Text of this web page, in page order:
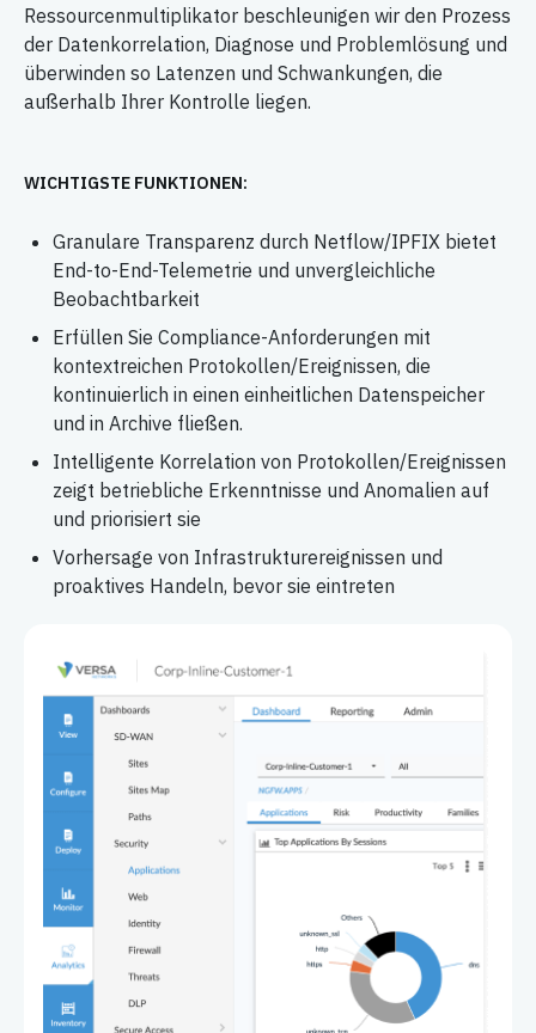
Ressourcenmultiplikator beschleunigen wir den Prozess
der Datenkorrelation, Diagnose und Problemlösung und
überwinden so Latenzen und Schwankungen, die
außerhalb Ihrer Kontrolle liegen.
WICHTIGSTE FUNKTIONEN:
Granulare Transparenz durch Netflow/IPFIX bietet
End-to-End-Telemetrie und unvergleichliche
Beobachtbarkeit
Erfüllen Sie Compliance-Anforderungen mit
kontextreichen Protokollen/Ereignissen, die
kontinuierlich in einen einheitlichen Datenspeicher
und in Archive fließen.
Intelligente Korrelation von Protokollen/Ereignissen
zeigt betriebliche Erkenntnisse und Anomalien auf
und priorisiert sie
Vorhersage von Infrastrukturereignissen und
proaktives Handeln, bevor sie eintreten